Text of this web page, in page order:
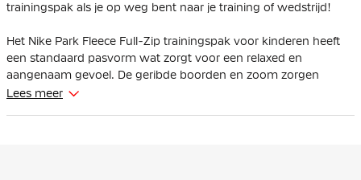
trainingspak als je op weg bent naar je training of wedstrijd!
Het Nike Park Fleece Full-Zip trainingspak voor kinderen heeft
een standaard pasvorm wat zorgt voor een relaxed en
aangenaam gevoel. De geribde boorden en zoom zorgen
ervoor dat het vest perfect op zijn plek blijft zitten. Met de
Lees meer